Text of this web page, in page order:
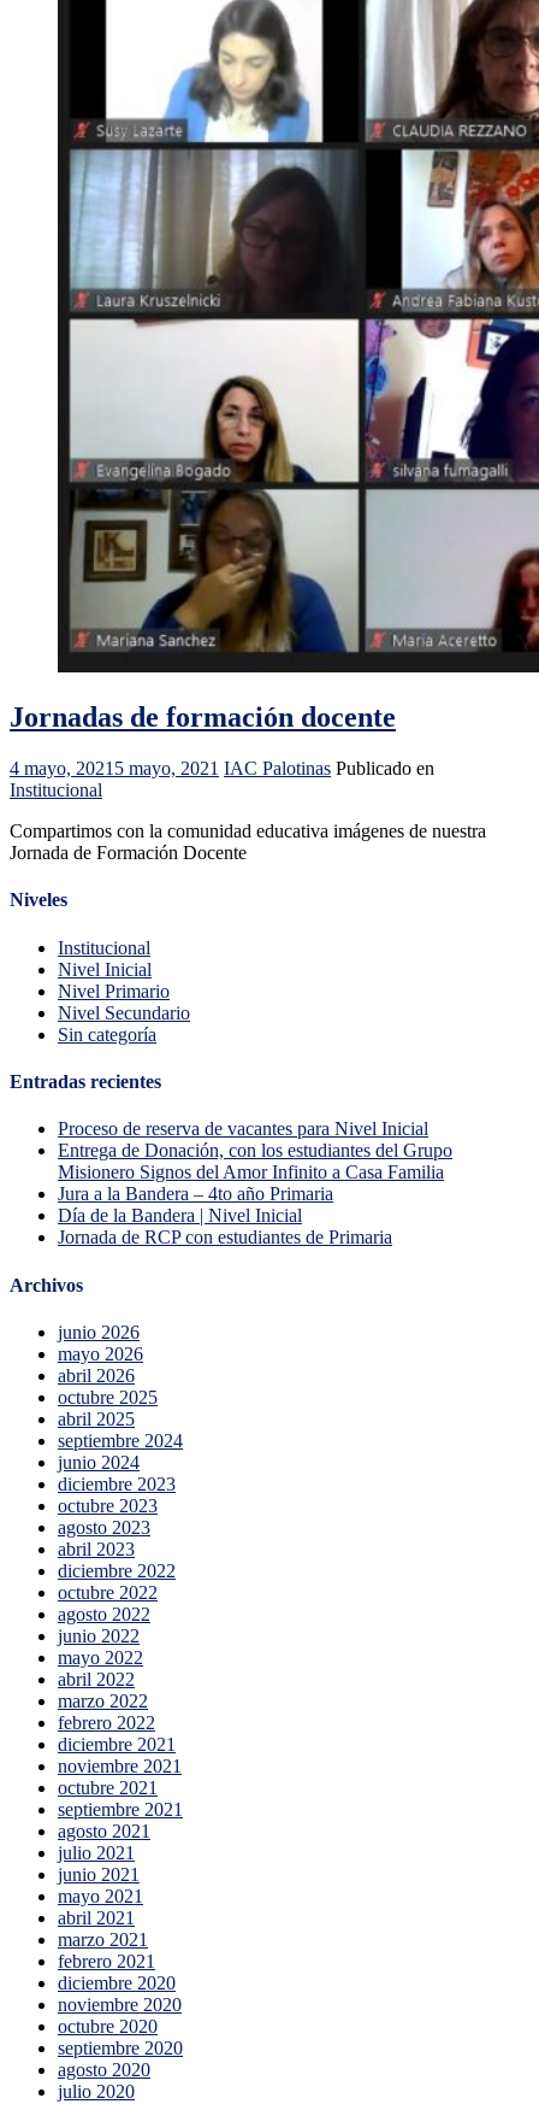
Jornadas de formación docente
4 mayo, 2021 5 mayo, 2021 IAC Palotinas Publicado en
Institucional
Compartimos con la comunidad educativa imágenes de nuestra
Jornada de Formación Docente
Niveles
Institucional
Nivel Inicial
Nivel Primario
Nivel Secundario
Sin categoría
Entradas recientes
Proceso de reserva de vacantes para Nivel Inicial
Entrega de Donación, con los estudiantes del Grupo
Misionero Signos del Amor Infinito a Casa Familia
Jura a la Bandera – 4to año Primaria
Día de la Bandera | Nivel Inicial
Jornada de RCP con estudiantes de Primaria
Archivos
junio 2026
mayo 2026
abril 2026
octubre 2025
abril 2025
septiembre 2024
junio 2024
diciembre 2023
octubre 2023
agosto 2023
abril 2023
diciembre 2022
octubre 2022
agosto 2022
junio 2022
mayo 2022
abril 2022
marzo 2022
febrero 2022
diciembre 2021
noviembre 2021
octubre 2021
septiembre 2021
agosto 2021
julio 2021
junio 2021
mayo 2021
abril 2021
marzo 2021
febrero 2021
diciembre 2020
noviembre 2020
octubre 2020
septiembre 2020
agosto 2020
julio 2020